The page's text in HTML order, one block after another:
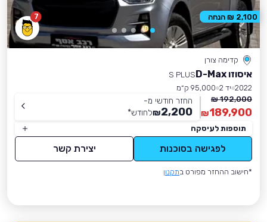
7
קדימה צורן
איסוזו D-Max
S PLUS
2022 יד 2
95,000 ק״מ
192,000 ₪
189,900
₪
החזר חודשי מ-
2,200
₪לחודש*
תוספות לעיסקה
לפגישה בסוכנות יצירת קשר
*חישוב ההחזר מפורט בתקנון
2,100 ₪ הנחה